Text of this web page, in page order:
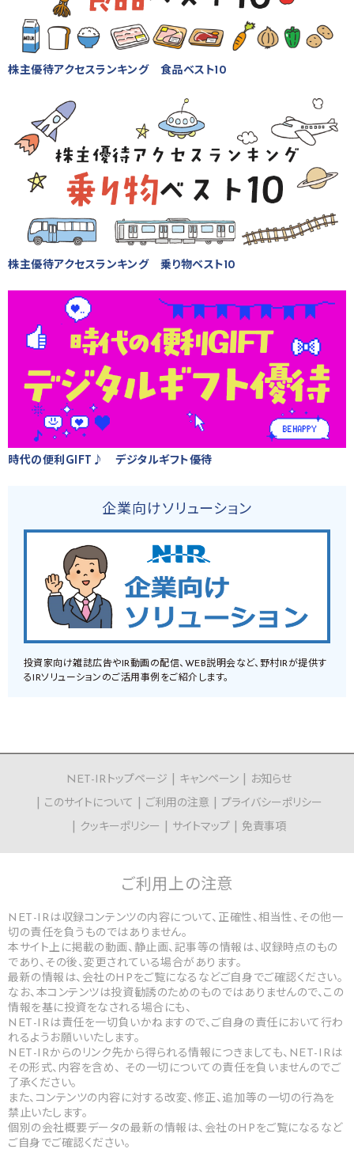
株主優待アクセスランキング 食品ベスト10
株主優待アクセスランキング 乗り物ベスト10
時代の便利GIFT♪ デジタルギフト優待
企業向けソリューション
投資家向け雑誌広告やIR動画の配信、WEB説明会など、野村IRが提供す
るIRソリューションのご活用事例をご紹介します。
NET-IRトップページ キャンペーン
お知らせ
このサイトについて
ご利用の注意
プライバシーポリシー
クッキーポリシー
サイトマップ 免責事項
ご利用上の注意
NET-IRは収録コンテンツの内容について、正確性、相当性、その他一
切の責任を負うものではありません。
本サイト上に掲載の動画、静止画、記事等の情報は、収録時点のもの
であり、その後、変更されている場合があります。
最新の情報は、会社のHPをご覧になるなどご自身でご確認ください。
なお、本コンテンツは投資勧誘のためのものではありませんので、この
情報を基に投資をなされる場合にも、
NET-IRは責任を一切負いかねますので、ご自身の責任において行わ
れるようお願いいたします。
NET-IRからのリンク先から得られる情報につきましても、NET-IRは
その形式、内容を含め、 その一切についての責任を負いませんのでご
了承ください。
また、コンテンツの内容に対する改変、修正、追加等の一切の行為を
禁止いたします。
個別の会社概要データの最新の情報は、会社のHPをご覧になるなど
ご自身でご確認ください。